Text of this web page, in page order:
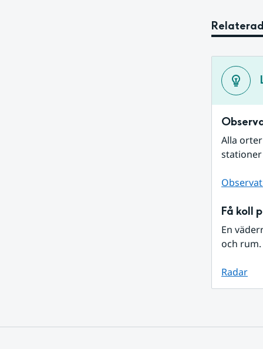
Alla
Få koll
En
och
Radar